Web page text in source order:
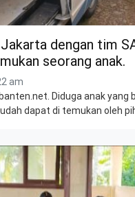
dengan tim
seorang anak.
am
Diduga anak yang
dapat di temukan oleh